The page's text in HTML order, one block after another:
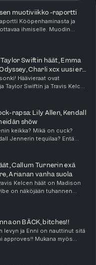
muotiviikko -raportti
Kööpenhaminasta ja
ihmiselle. Muodin
vaatekauppoja,
Swiftin häät, Emma
Charli xcx uusi era,
Häävieraat ovat
Taylor Swiftin ja Travis Kelcen
meni naimisiin ja nämä
rapsa: Lily Allen, Kendall
shöw
keikka? Mikä on cuck?
Jennerin tequilaa? Entä
meni? Se ja moni muu
Callum Turnerin exä
Arianan vanha suola
Kelcen häät on Madison
on näköjään tuhannen
Taylorin häät
on BÄCK, bitches!!
levyn ja Enni on nauttinut sitä
approves!! Mukana myös
Voguen haastattelusta.